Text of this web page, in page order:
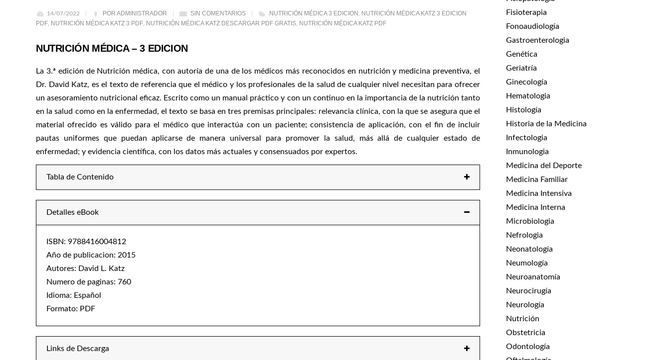
14/07/2022 POR ADMINISTRADOR SIN COMENTARIOS NUTRICIÓN MÉDICA 3 EDICION
NUTRICIÓN MÉDICA KATZ 3 EDICION
PDF NUTRICIÓN MÉDICA KATZ 3 PDF NUTRICIÓN MÉDICA KATZ DESCARGAR PDF GRATIS NUTRICIÓN MÉDICA KATZ PDF
NUTRICIÓN MÉDICA – 3 EDICION
La 3.ª edición de Nutrición médica, con autoría de una de los médicos más reconocidos en nutrición y medicina preventiva, el
Dr. David Katz, es el texto de referencia que el médico y los profesionales de la salud de cualquier nivel necesitan para ofrecer
un asesoramiento nutricional eficaz. Escrito como un manual práctico y con un continuo en la importancia de la nutrición tanto
en la salud como en la enfermedad, el texto se basa en tres premisas principales: relevancia clínica, con la que se asegura que el
material ofrecido es válido para el médico que interactúa con un paciente; consistencia de aplicación, con el fin de incluir
pautas uniformes que puedan aplicarse de manera universal para promover la salud, más allá de cualquier estado de
enfermedad; y evidencia científica, con los datos más actuales y consensuados por expertos.
Tabla de Contenido
Detalles eBook
ISBN: 9788416004812
Año de publicacion: 2015
Autores: David L. Katz
Numero de paginas: 760
Idioma: Español
Formato: PDF
Links de Descarga
Fisioterapia
Fonoaudiología
Gastroenterologia
Genética
Geriatría
Ginecología
Hematologia
Histología
Historia de la Medicina
Infectologia
Inmunologia
Medicina del Deporte
Medicina Familiar
Medicina Intensiva
Medicina Interna
Microbiologia
Nefrologia
Neonatología
Neumología
Neuroanatomía
Neurocirugía
Neurología
Nutrición
Obstetricia
Odontología